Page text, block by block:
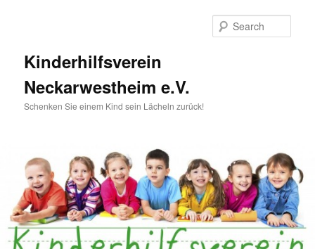
Kinderhilfsverein
Neckarwestheim e.V.
Schenken Sie einem Kind sein Lächeln zurück!